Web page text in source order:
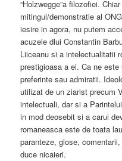
“Holzwegge”a filozofiei.
mitingul/demonstratie al
iesire in agora, nu putem
acuzele dlui Constantin
Liiceanu si a intelectualitatii
prestigioasa a ei. Ca ne
preferinte sau admiratii.
utilizat de un ziarist precum
intelectuali, dar si a
in mod deosebit si a carui
romaneasca este de toata
paranteze, glose,
duce nicaieri.